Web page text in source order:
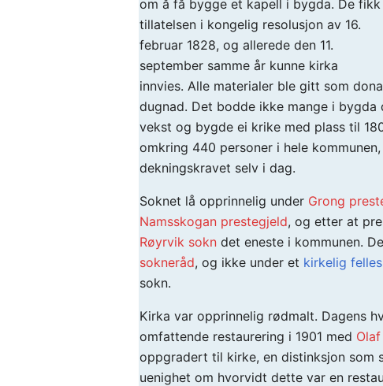
om å få bygge et kapell i bygda. De fikk
tillatelsen i kongelig resolusjon av 16.
februar 1828, og allerede den 11.
september samme år kunne kirka
innvies. Alle materialer ble gitt som
dugnad. Det bodde ikke mange i
vekst og bygde ei krike med plass til
omkring 440 personer i hele
dekningskravet selv i dag.
Soknet lå opprinnelig under Grong
Namsskogan prestegjeld, og etter at
Røyrvik sokn det eneste i kommunen.
sokneråd, og ikke under et kirkelig
sokn.
Kirka var opprinnelig rødmalt. Dagens
omfattende restaurering i 1901 med
oppgradert til kirke, en distinksjon som
uenighet om hvorvidt dette var en